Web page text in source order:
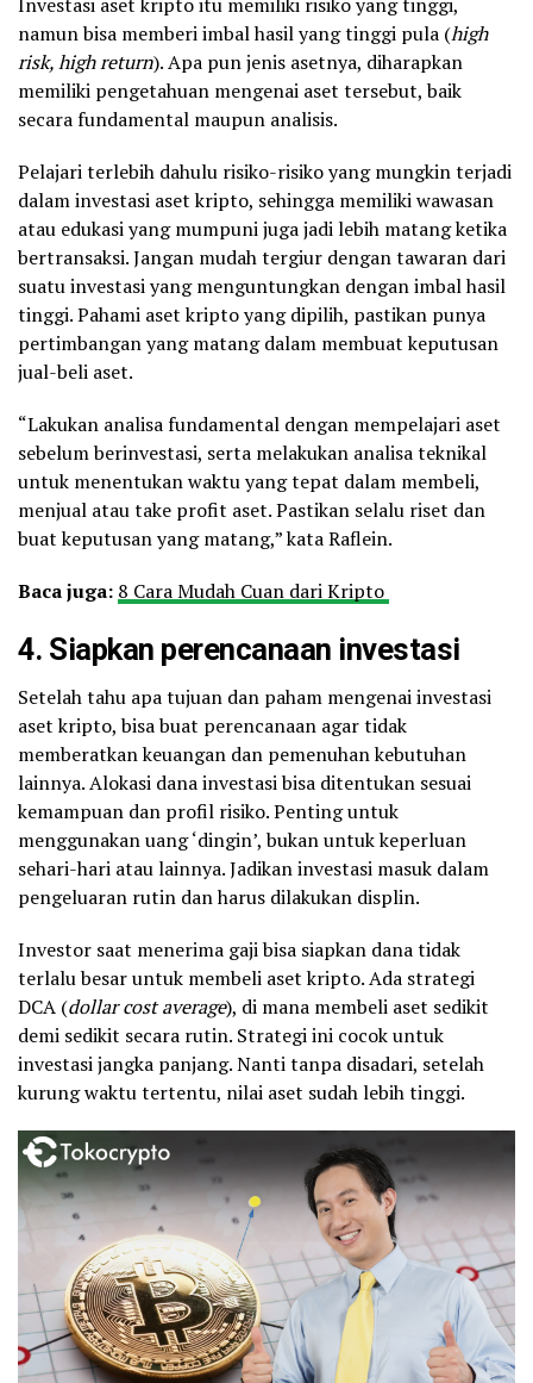
namun bisa memberi imbal hasil yang tinggi pula (high
risk, high return). Apa pun jenis asetnya, diharapkan
memiliki pengetahuan mengenai aset tersebut, baik
secara fundamental maupun analisis.
Pelajari terlebih dahulu risiko-risiko yang mungkin terjadi
dalam investasi aset kripto, sehingga memiliki wawasan
atau edukasi yang mumpuni juga jadi lebih matang ketika
bertransaksi. Jangan mudah tergiur dengan tawaran dari
suatu investasi yang menguntungkan dengan imbal hasil
tinggi. Pahami aset kripto yang dipilih, pastikan punya
pertimbangan yang matang dalam membuat keputusan
jual-beli aset.
“Lakukan analisa fundamental dengan mempelajari aset
sebelum berinvestasi, serta melakukan analisa teknikal
untuk menentukan waktu yang tepat dalam membeli,
menjual atau take profit aset. Pastikan selalu riset dan
buat keputusan yang matang,” kata Raflein.
Baca juga: 8 Cara Mudah Cuan dari Kripto
4. Siapkan perencanaan investasi
Setelah tahu apa tujuan dan paham mengenai investasi
aset kripto, bisa buat perencanaan agar tidak
memberatkan keuangan dan pemenuhan kebutuhan
lainnya. Alokasi dana investasi bisa ditentukan sesuai
kemampuan dan profil risiko. Penting untuk
menggunakan uang ‘dingin’, bukan untuk keperluan
sehari-hari atau lainnya. Jadikan investasi masuk dalam
pengeluaran rutin dan harus dilakukan displin.
Investor saat menerima gaji bisa siapkan dana tidak
terlalu besar untuk membeli aset kripto. Ada strategi
DCA (dollar cost average), di mana membeli aset sedikit
demi sedikit secara rutin. Strategi ini cocok untuk
investasi jangka panjang. Nanti tanpa disadari, setelah
kurung waktu tertentu, nilai aset sudah lebih tinggi.